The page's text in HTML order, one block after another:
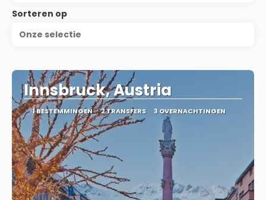
Sorteren op
Onze selectie
Innsbruck, Austria
1 BESTEMMINGEN 2 TRANSFERS 3 OVERNACHTINGEN